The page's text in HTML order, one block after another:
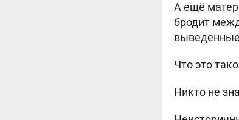
А ещё
бродит
Что это
Никто не